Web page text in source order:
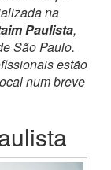
na
Paulista,
São Paulo.
estão
num breve